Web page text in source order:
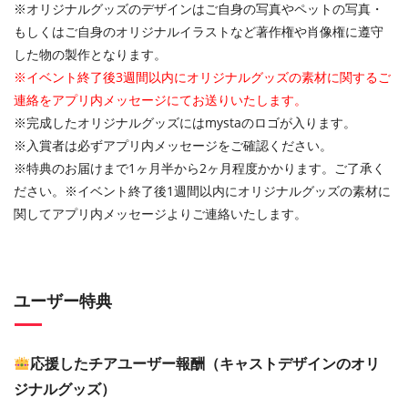
※オリジナルグッズのデザインはご自身の写真やペットの写真・
もしくはご自身のオリジナルイラストなど著作権や肖像権に遵守
した物の製作となります。
※イベント終了後3週間以内にオリジナルグッズの素材に関するご
連絡をアプリ内メッセージにてお送りいたします。
※完成したオリジナルグッズにはmystaのロゴが入ります。
※入賞者は必ずアプリ内メッセージをご確認ください。
※特典のお届けまで1ヶ月半から2ヶ月程度かかります。ご了承く
ださい。※イベント終了後1週間以内にオリジナルグッズの素材に
関してアプリ内メッセージよりご連絡いたします。
ユーザー特典
応援したチアユーザー報酬（キャストデザインのオリ
ジナルグッズ）